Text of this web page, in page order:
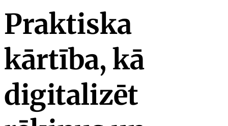
Praktiska
kārtība, kā
digitalizēt